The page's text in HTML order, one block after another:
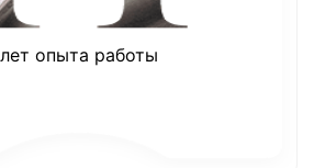
лет опыта работы